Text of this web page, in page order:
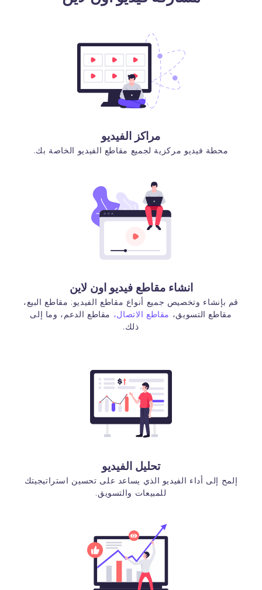
مراكز الفيديو
محطة فيديو مركزية لجميع مقاطع الفيديو الخاصة بك.
انشاء مقاطع فيديو اون لاين
قم بإنشاء وتخصيص جميع أنواع مقاطع الفيديو: مقاطع البيع،
مقاطع التسويق، مقاطع الاتصال، مقاطع الدعم، وما إلى
ذلك.
تحليل الفيديو
إلمح إلى أداء الفيديو الذي يساعد على تحسين استراتيجيتك
للمبيعات والتسويق.